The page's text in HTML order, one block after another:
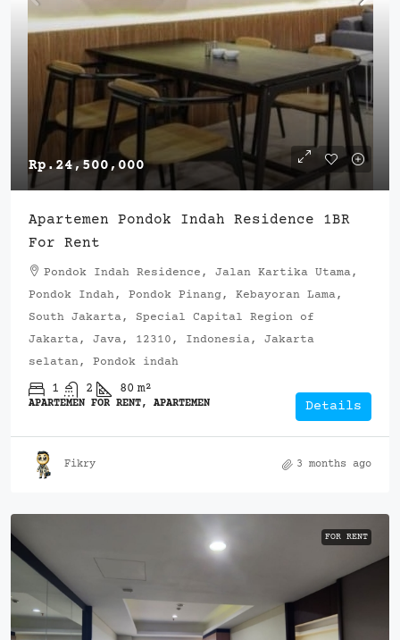
Rp.24,500,000
Apartemen Pondok Indah Residence 1BR
For Rent
Pondok Indah Residence, Jalan Kartika Utama,
Pondok Indah, Pondok Pinang, Kebayoran Lama,
South Jakarta, Special Capital Region of
Jakarta, Java, 12310, Indonesia, Jakarta
selatan, Pondok indah
1 2 80 m²
APARTEMEN FOR RENT, APARTEMEN Details
Fikry 3 months ago
FOR RENT